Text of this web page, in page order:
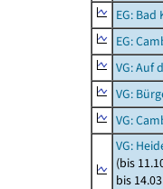
EG:
EG:
VG: Auf
VG:
VG:
VG:
(bis
bis